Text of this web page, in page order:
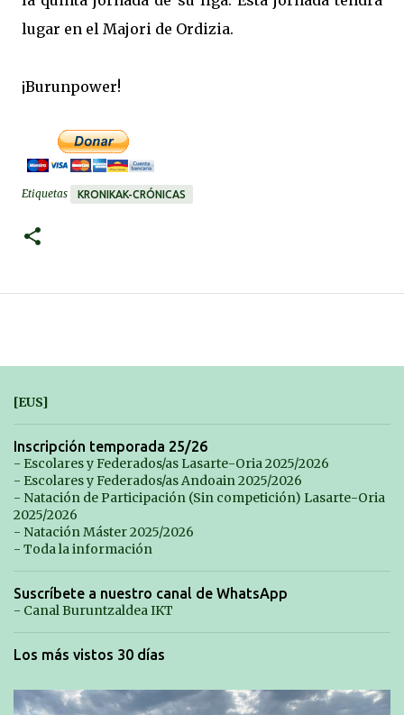
lugar en el Majori de Ordizia.
¡Burunpower!
Etiquetas KRONIKAK-CRÓNICAS
[EUS]
Inscripción temporada 25/26
- Escolares y Federados/as Lasarte-Oria 2025/2026
- Escolares y Federados/as Andoain 2025/2026
- Natación de Participación (Sin competición) Lasarte-Oria
2025/2026
- Natación Máster 2025/2026
- Toda la información
Suscríbete a nuestro canal de WhatsApp
- Canal Buruntzaldea IKT
Los más vistos 30 días